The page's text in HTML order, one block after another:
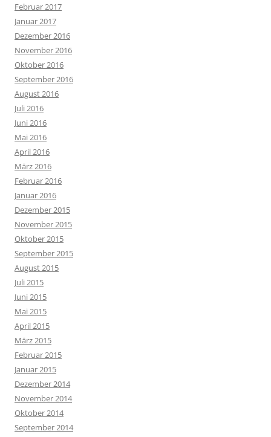
Februar 2017
Januar 2017
Dezember 2016
November 2016
Oktober 2016
September 2016
August 2016
Juli 2016
Juni 2016
Mai 2016
April 2016
März 2016
Februar 2016
Januar 2016
Dezember 2015
November 2015
Oktober 2015
September 2015
August 2015
Juli 2015
Juni 2015
Mai 2015
April 2015
März 2015
Februar 2015
Januar 2015
Dezember 2014
November 2014
Oktober 2014
September 2014